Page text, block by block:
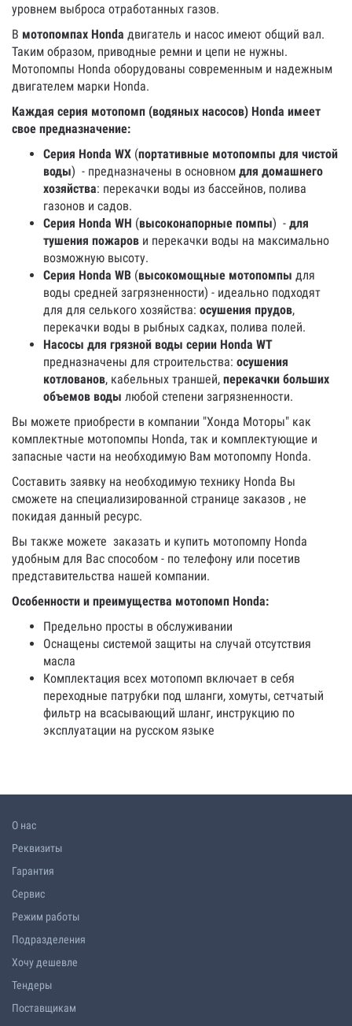
уровнем выброса отработанных газов.
В мотопомпах Honda двигатель и насос имеют общий вал.
Таким образом, приводные ремни и цепи не нужны.
Мотопомпы Honda оборудованы современным и надежным
двигателем марки Honda.
Каждая серия мотопомп (водяных насосов) Honda имеет
свое предназначение:
Серия Honda WX (портативные мотопомпы для чистой
воды) - предназначены в основном для домашнего
хозяйства: перекачки воды из бассейнов, полива
газонов и садов.
Серия Honda WH (высоконапорные помпы) - для
тушения пожаров и перекачки воды на максимально
возможную высоту.
Серия Honda WB (высокомощные мотопомпы для
воды средней загрязненности) - идеально подходят
для для селького хозяйства: осушения прудов,
перекачки воды в рыбных садках, полива полей.
Насосы для грязной воды серии Honda WT
предназначены для строительства: осушения
котлованов, кабельных траншей, перекачки больших
объемов воды любой степени загрязненности.
Вы можете приобрести в компании "Хонда Моторы" как
комплектные мотопомпы Honda, так и комплектующие и
запасные части на необходимую Вам мотопомпу Honda.
Составить заявку на необходимую технику Honda Вы
сможете на специализированной странице заказов , не
покидая данный ресурс.
Вы также можете заказать и купить мотопомпу Honda
удобным для Вас способом - по телефону или посетив
представительства нашей компании.
Особенности и преимущества мотопомп Honda:
Предельно просты в обслуживании
Оснащены системой защиты на случай отсутствия
масла
Комплектация всех мотопомп включает в себя
переходные патрубки под шланги, хомуты, сетчатый
фильтр на всасывающий шланг, инструкцию по
эксплуатации на русском языке
О нас
Реквизиты
Гарантия
Сервис
Режим работы
Подразделения
Хочу дешевле
Тендеры
Поставщикам